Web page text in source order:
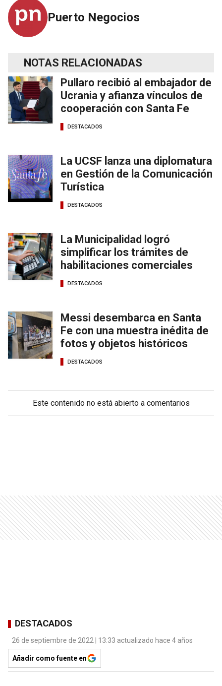
Puerto Negocios
NOTAS RELACIONADAS
Pullaro recibió al embajador de
Ucrania y afianza vínculos de
cooperación con Santa Fe
DESTACADOS
La UCSF lanza una diplomatura
en Gestión de la Comunicación
Turística
DESTACADOS
La Municipalidad logró
simplificar los trámites de
habilitaciones comerciales
DESTACADOS
Messi desembarca en Santa
Fe con una muestra inédita de
fotos y objetos históricos
DESTACADOS
Este contenido no está abierto a comentarios
DESTACADOS
26 de septiembre de 2022 | 13:33 actualizado hace 4 años
Añadir como fuente en